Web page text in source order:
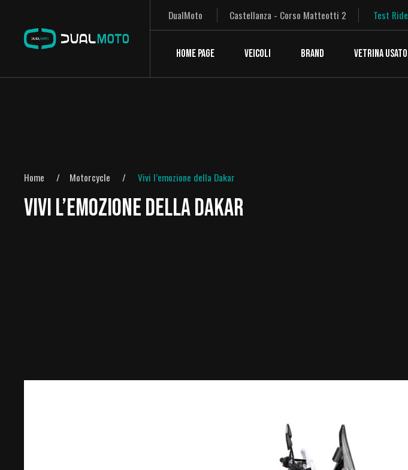
DualMoto Castellanza - Corso Matteotti 2 Test Ride
HOME PAGE VEICOLI BRAND VETRINA USATO
Home Motorcycle Vivi l’emozione della Dakar
VIVI L’EMOZIONE DELLA DAKAR